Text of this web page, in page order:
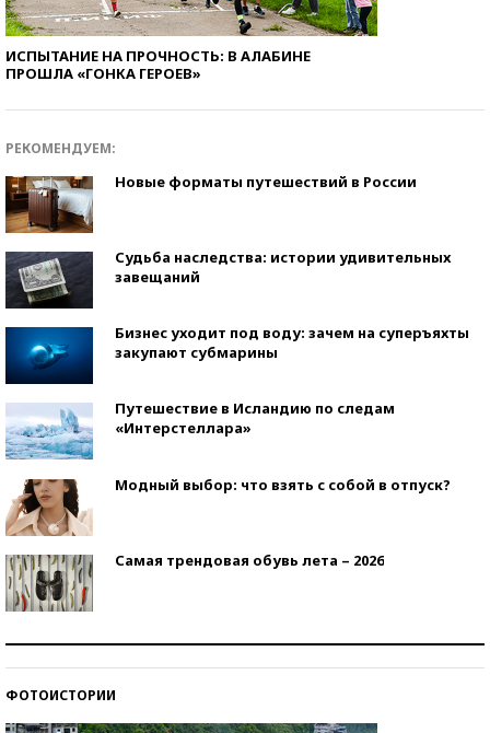
ИСПЫТАНИЕ НА ПРОЧНОСТЬ: В АЛАБИНЕ
ПРОШЛА «ГОНКА ГЕРОЕВ»
РЕКОМЕНДУЕМ:
Новые форматы путешествий в России
Судьба наследства: истории удивительных
завещаний
Бизнес уходит под воду: зачем на суперъяхты
закупают субмарины
Путешествие в Исландию по следам
«Интерстеллара»
Модный выбор: что взять с собой в отпуск?
Самая трендовая обувь лета – 2026
ФОТОИСТОРИИ